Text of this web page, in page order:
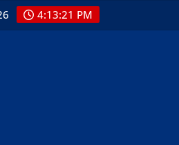
4:13:22 PM